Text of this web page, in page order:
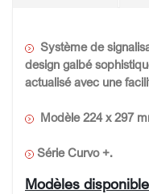
Système de
design galbé
actualisé avec une
Modèle 224 x 297
Série Curvo +.
Modèles